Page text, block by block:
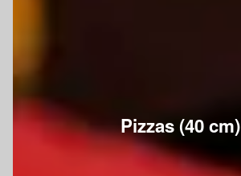
Pizzas (40 cm)